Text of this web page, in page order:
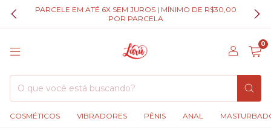
PARCELE EM ATÉ 6X SEM JUROS | MÍNIMO DE R$30,00
POR PARCELA
0
COSMÉTICOS VIBRADORES PÊNIS ANAL